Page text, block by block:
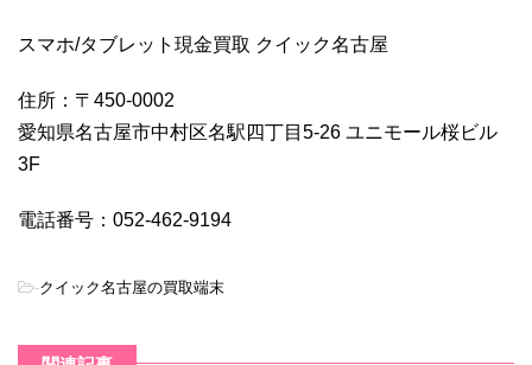
スマホ/タブレット現金買取 クイック名古屋
住所：〒450-0002
愛知県名古屋市中村区名駅四丁目5-26 ユニモール桜ビル
3F
電話番号：052-462-9194
-クイック名古屋の買取端末